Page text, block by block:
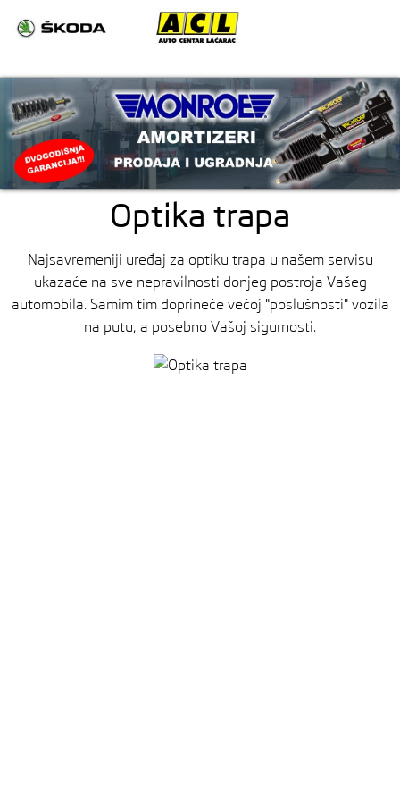
Menu
O ACL-u
Auto servis
Sertifikati
Kontakt
Optika trapa
Najsavremeniji uređaj za optiku trapa u našem servisu
ukazaće na sve nepravilnosti donjeg postroja Vašeg
automobila. Samim tim doprineće većoj "poslušnosti" vozila
na putu, a posebno Vašoj sigurnosti.